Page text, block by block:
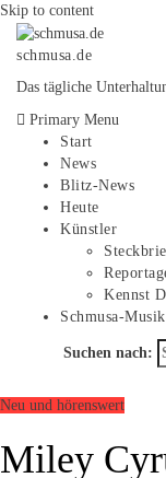
Skip to content
schmusa.de
Das tägliche
Primary Menu
Start
News
Blitz-News
Heute
Künstler
Kennst
Schmusa-Musik
Suchen nach:
Neu und hörenswert
Miley